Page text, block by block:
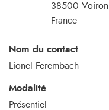
38500 Voiron
France
Nom du contact
Lionel Ferembach
Modalité
Présentiel